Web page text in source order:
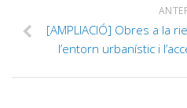
[AMPLIACIÓ] Obres a la
l’entorn urbanístic i